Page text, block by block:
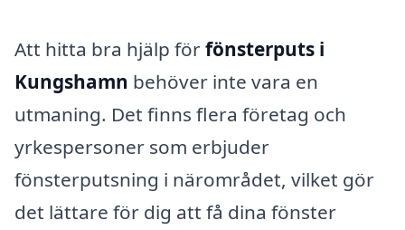
Att hitta bra hjälp förfönsterputs i
Kungshamn behöver inte vara en
utmaning. Det finns flera företag och
yrkespersoner som erbjuder
fönsterputsning i närområdet, vilket gör
det lättare för dig att få dina fönster